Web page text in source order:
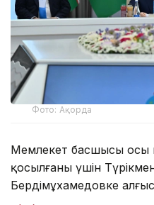
Фото: Ақорда
Мемлекет басшысы осы
қосылғаны үшін
Бердімұхамедовке